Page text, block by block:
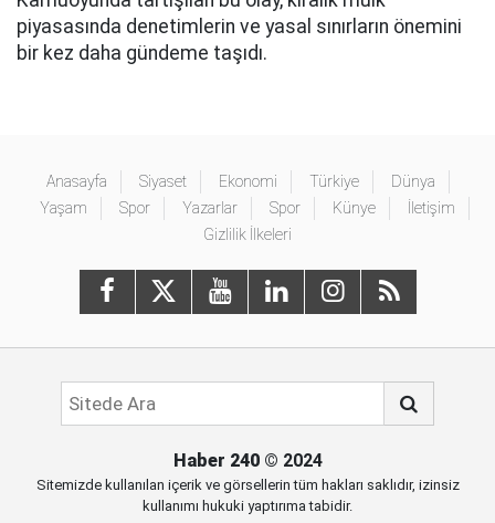
piyasasında denetimlerin ve yasal sınırların önemini
bir kez daha gündeme taşıdı.
Anasayfa Siyaset Ekonomi Türkiye
Dünya
Yaşam
Spor Yazarlar Spor Künye
İletişim
Gizlilik İlkeleri
Haber 240© 2024
Sitemizde kullanılan içerik ve görsellerin tüm hakları saklıdır, izinsiz
kullanımı hukuki yaptırıma tabidir.